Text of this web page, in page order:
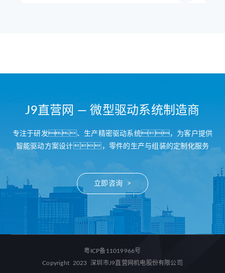
J9直营网 — 微型驱动系统制造商
专注于研发、生产精密驱动系统，为客户提供
智能驱动方案设计，零件的生产与组装的定制化服务
立即咨询 >
粤ICP备11019966号
Copyright 2023 深圳市J9直营网机电股份有限公司